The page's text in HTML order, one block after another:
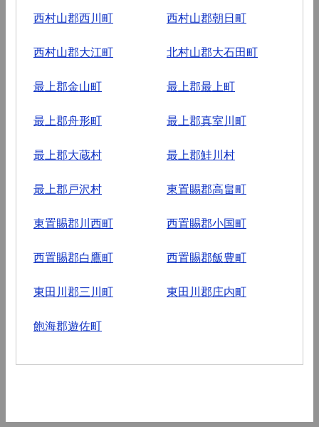
西村山郡西川町 西村山郡朝日町
西村山郡大江町 北村山郡大石田町
最上郡金山町 最上郡最上町
最上郡舟形町 最上郡真室川町
最上郡大蔵村 最上郡鮭川村
最上郡戸沢村 東置賜郡高畠町
東置賜郡川西町 西置賜郡小国町
西置賜郡白鷹町 西置賜郡飯豊町
東田川郡三川町 東田川郡庄内町
飽海郡遊佐町